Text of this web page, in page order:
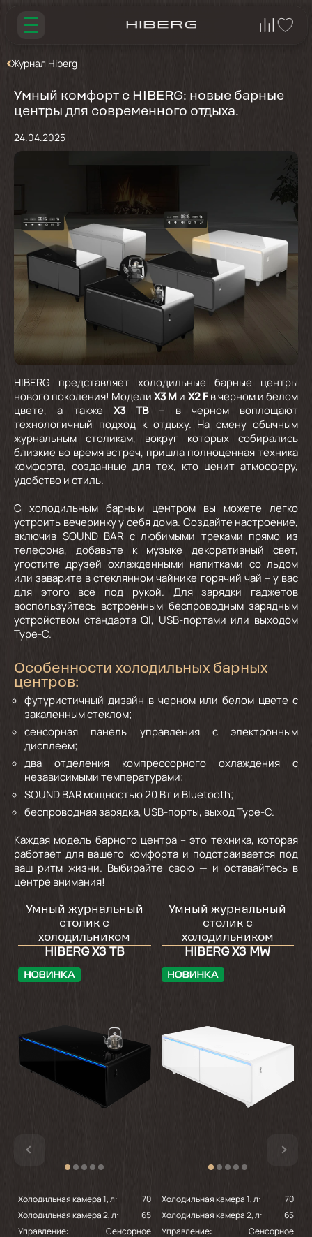
Журнал Hiberg
Умный комфорт с HIBERG: новые барные
центры для современного отдыха.
24.04.2025
HIBERG представляет холодильные барные центры
нового поколения! МоделиX3 Mи X2 Fв черном и белом
цвете, а также X3 TB– в черном воплощают
технологичный подход к отдыху. На смену обычным
журнальным столикам, вокруг которых собирались
близкие во время встреч, пришла полноценная техника
комфорта, созданные для тех, кто ценит атмосферу,
удобство и стиль.
С холодильным барным центром вы можете легко
устроить вечеринку у себя дома. Создайте настроение,
включив SOUND BAR с любимыми треками прямо из
телефона, добавьте к музыке декоративный свет,
угостите друзей охлажденными напитками со льдом
или заварите в стеклянном чайнике горячий чай – у вас
для этого все под рукой. Для зарядки гаджетов
воспользуйтесь встроенным беспроводным зарядным
устройством стандарта QI, USB-портами или выходом
Type-C.
Особенности холодильных барных
центров:
футуристичный дизайн в черном или белом цвете с
закаленным стеклом;
сенсорная панель управления с электронным
дисплеем;
два отделения компрессорного охлаждения с
независимыми температурами;
SOUND BAR мощностью 20 Вт и Bluetooth;
беспроводная зарядка, USB-порты, выход Type-C.
Каждая модель барного центра – это техника, которая
работает для вашего комфорта и подстраивается под
ваш ритм жизни. Выбирайте свою — и оставайтесь в
центре внимания!
Умный журнальный
столик с
холодильником
HIBERG X3 TB
Холодильная камера 1, л:
70
Холодильная камера 2, л:
65
Управление:
Сенсорное
Умный журнальный
столик с
холодильником
HIBERG X3 MW
Холодильная камера 1, л:
70
Холодильная камера 2, л:
65
Управление:
Сенсорное